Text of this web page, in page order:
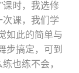
时，我选修
次课，我们学
如此的简单与
步搞定，可到
也练不会，